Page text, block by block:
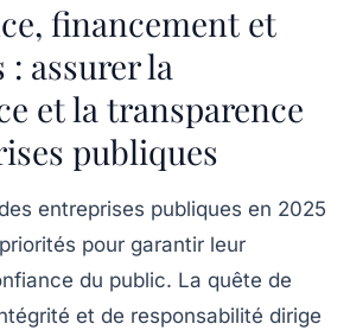
financement et
assurer la
et la transparence
publiques
entreprises publiques en 2025
pour garantir leur
du public. La quête de
et de responsabilité dirige